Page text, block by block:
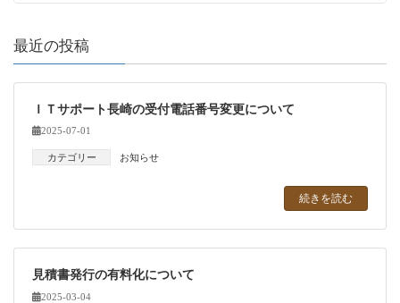
最近の投稿
ＩＴサポート長崎の受付電話番号変更について
2025-07-01
カテゴリー お知らせ
続きを読む
見積書発行の有料化について
2025-03-04